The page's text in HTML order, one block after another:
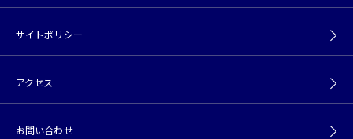
サイトポリシー
アクセス
お問い合わせ